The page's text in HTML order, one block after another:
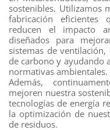
sostenibles. Utilizamos
fabricación
reducen el impacto
diseñados para
sistemas de
de carbono y ayudando
normativas ambientales.
Además,
mejoren nuestra
tecnologías de energía
la optimización de
de residuos.